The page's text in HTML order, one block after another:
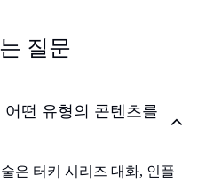
질문
떤 유형의 콘텐츠를
은 터키 시리즈 대화, 인플